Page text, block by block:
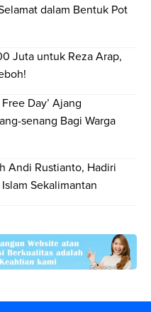
dalam Bentuk Pot
Juta untuk Reza Arap,
Day’ Ajang
senang Bagi Warga
Andi Rustianto, Hadiri
Sekalimantan